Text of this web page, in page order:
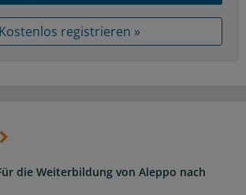
Kostenlos registrieren »
die Weiterbildung von Aleppo nach